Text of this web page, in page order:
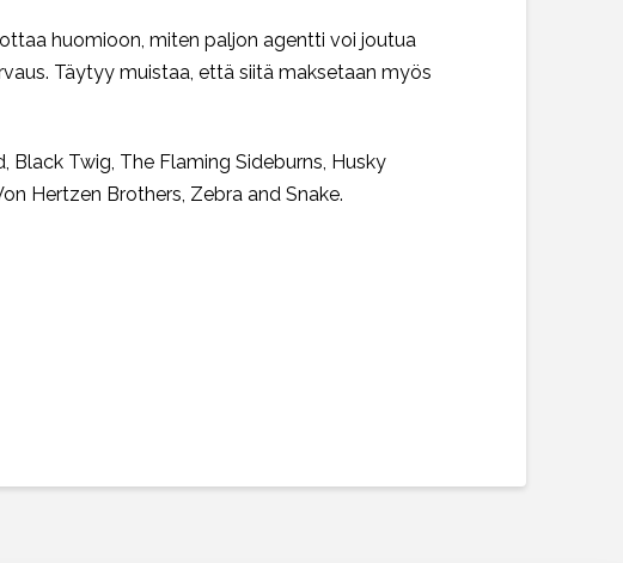
huomioon, miten paljon agentti voi joutua
Täytyy muistaa, että siitä maksetaan myös
Twig, The Flaming Sideburns, Husky
Hertzen Brothers, Zebra and Snake.